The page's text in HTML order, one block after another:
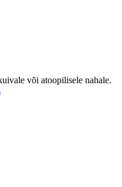
või atoopilisele nahale.